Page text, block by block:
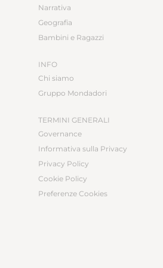
Narrativa
Geografia
Bambini e Ragazzi
INFO
Chi siamo
Gruppo Mondadori
TERMINI GENERALI
Governance
Informativa sulla Privacy
Privacy Policy
Cookie Policy
Preferenze Cookies